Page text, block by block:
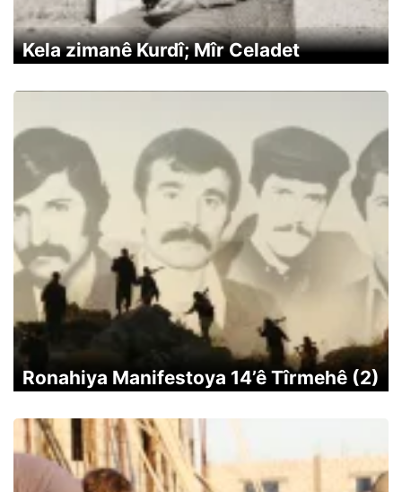
Kela zimanê Kurdî; Mîr Celadet
Ronahiya Manifestoya 14’ê Tîrmehê (2)